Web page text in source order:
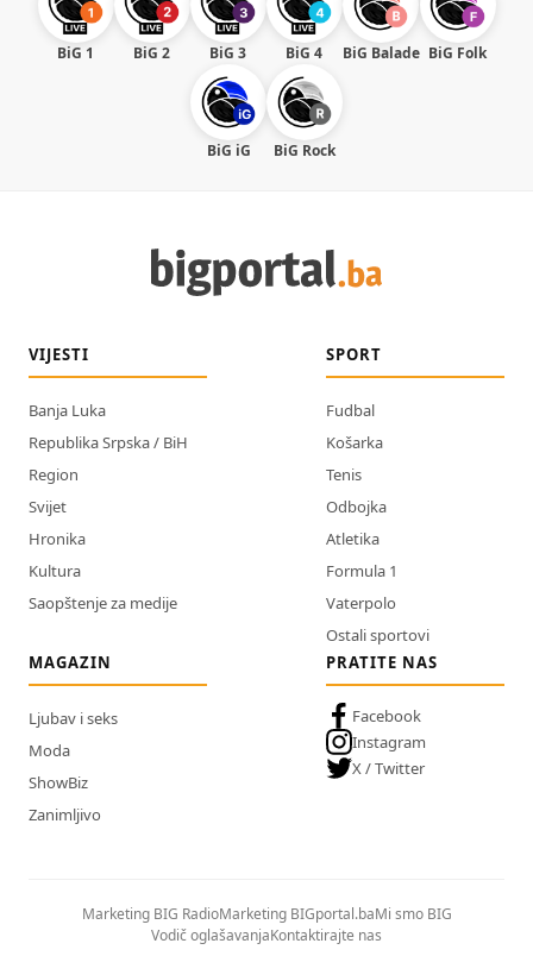
BiG 1 BiG 2 BiG 3 BiG 4 BiG Balade BiG Folk
BiG iG BiG Rock
VIJESTI
Banja Luka
Republika Srpska / BiH
Region
Svijet
Hronika
Kultura
Saopštenje za medije
SPORT
Fudbal
Košarka
Tenis
Odbojka
Atletika
Formula 1
Vaterpolo
Ostali sportovi
MAGAZIN
Ljubav i seks
Moda
ShowBiz
Zanimljivo
PRATITE NAS
Facebook
Instagram
X / Twitter
Marketing BIG RadioMarketing BIGportal.baMi smo BIG
Vodič oglašavanjaKontaktirajte nas